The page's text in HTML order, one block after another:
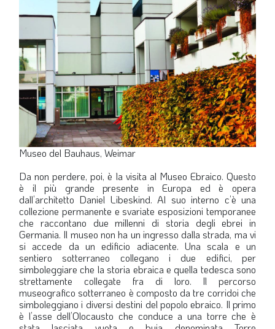
Museo del Bauhaus, Weimar
Da non perdere, poi, è la visita al Museo Ebraico. Questo
è il più grande presente in Europa ed è opera
dall’architetto Daniel Libeskind. Al suo interno c’è una
collezione permanente e svariate esposizioni temporanee
che raccontano due millenni di storia degli ebrei in
Germania. Il museo non ha un ingresso dalla strada, ma vi
si accede da un edificio adiacente. Una scala e un
sentiero sotterraneo collegano i due edifici, per
simboleggiare che la storia ebraica e quella tedesca sono
strettamente collegate fra di loro. Il percorso
museografico sotterraneo è composto da tre corridoi che
simboleggiano i diversi destini del popolo ebraico. Il primo
è l’asse dell’Olocausto che conduce a una torre che è